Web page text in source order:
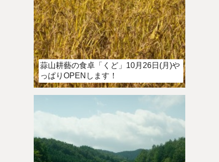
蒜山耕藝の食卓「くど」10月26日(月)や
っぱりOPENします！